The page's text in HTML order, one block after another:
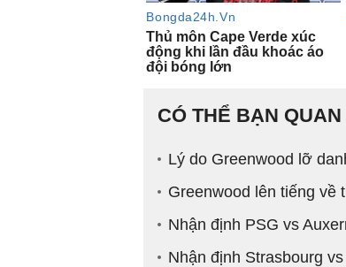
CÓ THỂ BẠN QUAN
Lý do Greenwood lỡ
Greenwood lên tiếng về
Nhận định PSG vs
Nhận định Strasbourg